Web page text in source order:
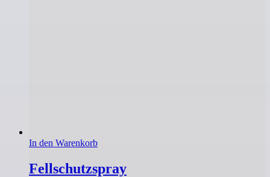
In den Warenkorb
Fellschutzspray